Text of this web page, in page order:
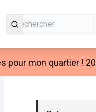
pour mon quartier !
Passer la carte